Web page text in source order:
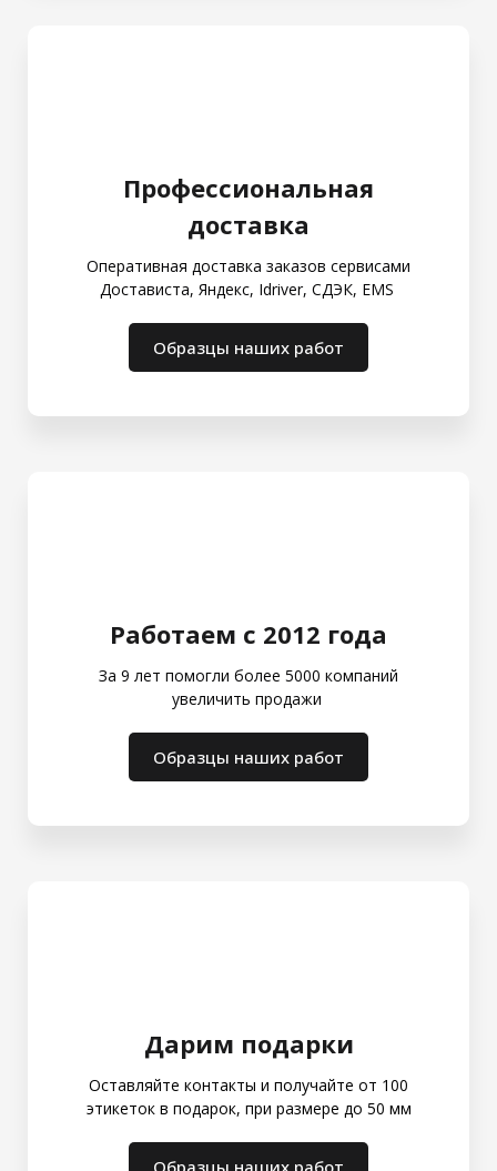
Профессиональная
доставка
Оперативная доставка заказов сервисами
Достависта, Яндекс, Idriver, СДЭК, EMS
Образцы наших работ
Работаем с 2012 года
За 9 лет помогли более 5000 компаний
увеличить продажи
Образцы наших работ
Дарим подарки
Оставляйте контакты и получайте от 100
этикеток в подарок, при размере до 50 мм
Образцы наших работ